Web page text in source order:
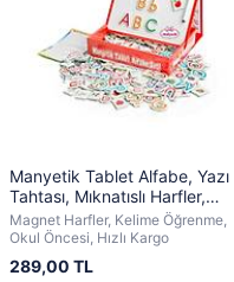
Manyetik Tablet Alfabe, Yazı
Tahtası, Mıknatıslı Harfler,
Magnet Eğitim Seti
Magnet Harfler, Kelime Öğrenme,
Okul Öncesi, Hızlı Kargo
289,00 TL